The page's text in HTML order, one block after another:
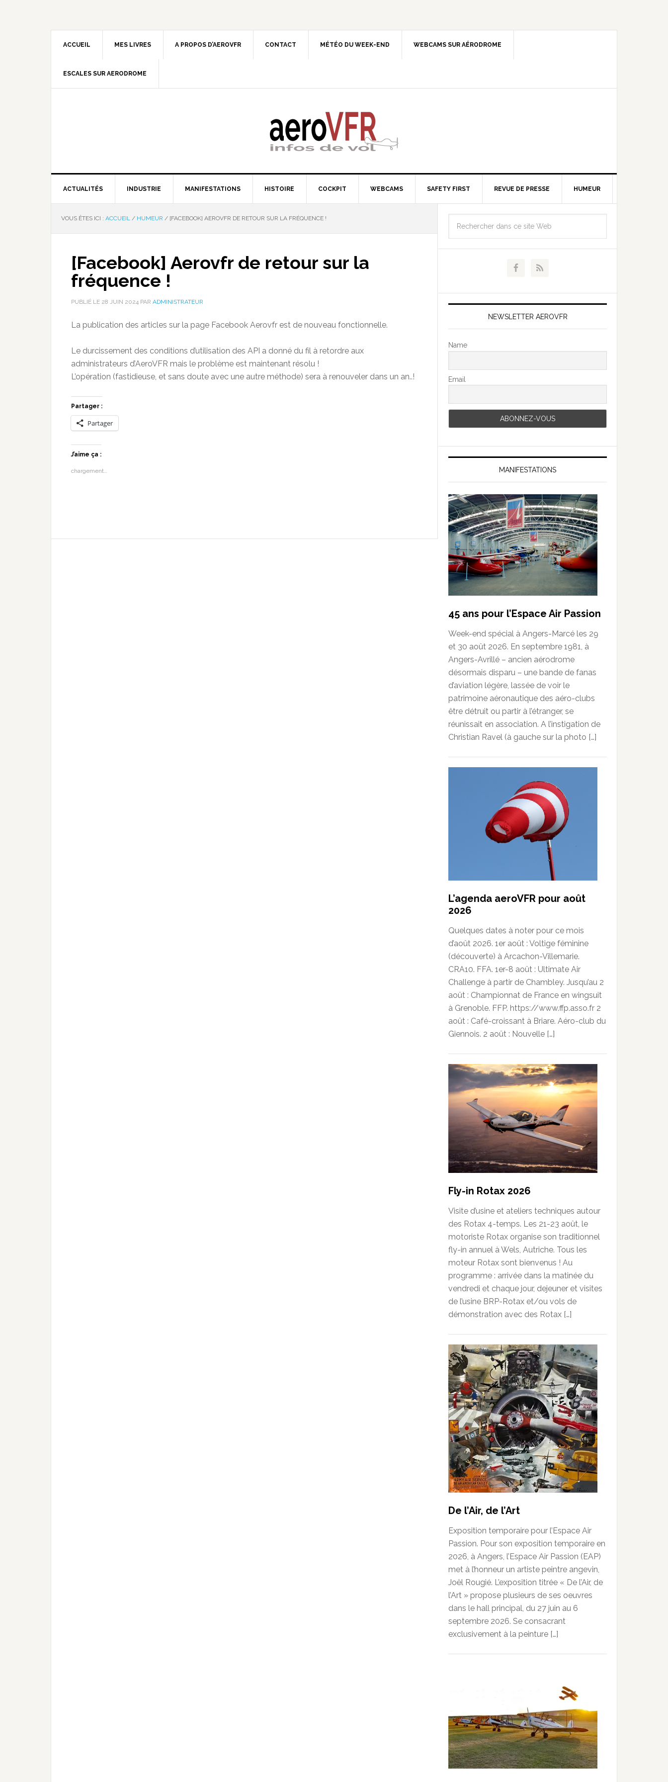
ACCUEIL MES LIVRES A PROPOS D’AEROVFR CONTACT MÉTÉO DU WEEK-END WEBCAMS SUR AÉRODROME
ESCALES SUR AERODROME
ACTUALITÉS INDUSTRIE MANIFESTATIONS HISTOIRE COCKPIT WEBCAMS SAFETY FIRST REVUE DE PRESSE HUMEUR
VOUS ÊTES ICI : ACCUEIL / HUMEUR / [FACEBOOK] AEROVFR DE RETOUR SUR LA FRÉQUENCE !
[Facebook] Aerovfr de retour sur la
fréquence !
PUBLIÉ LE 28 JUIN 2024 PAR ADMINISTRATEUR
La publication des articles sur la page Facebook Aerovfr est de nouveau fonctionnelle.
Le durcissement des conditions d’utilisation des API a donné du fil à retordre aux
administrateurs d’AeroVFR mais le problème est maintenant résolu !
L’opération (fastidieuse, et sans doute avec une autre méthode) sera à renouveler dans un an..!
Partager :
Partager
J’aime ça :
chargement…
NEWSLETTER AEROVFR
Name
Email
MANIFESTATIONS
45 ans pour l’Espace Air Passion
Week-end spécial à Angers-Marcé les 29
et 30 août 2026. En septembre 1981, à
Angers-Avrillé – ancien aérodrome
désormais disparu – une bande de fanas
d’aviation légère, lassée de voir le
patrimoine aéronautique des aéro-clubs
être détruit ou partir à l’étranger, se
réunissait en association. A l’instigation de
Christian Ravel (à gauche sur la photo […]
L’agenda aeroVFR pour août
2026
Quelques dates à noter pour ce mois
d’août 2026. 1er août : Voltige féminine
(découverte) à Arcachon-Villemarie.
CRA10. FFA. 1er-8 août : Ultimate Air
Challenge à partir de Chambley. Jusqu’au 2
août : Championnat de France en wingsuit
à Grenoble. FFP. https://www.ffp.asso.fr 2
août : Café-croissant à Briare. Aéro-club du
Giennois. 2 août : Nouvelle […]
Fly-in Rotax 2026
Visite d’usine et ateliers techniques autour
des Rotax 4-temps. Les 21-23 août, le
motoriste Rotax organise son traditionnel
fly-in annuel à Wels, Autriche. Tous les
moteur Rotax sont bienvenus ! Au
programme : arrivée dans la matinée du
vendredi et chaque jour, dejeuner et visites
de l’usine BRP-Rotax et/ou vols de
démonstration avec des Rotax […]
De l’Air, de l’Art
Exposition temporaire pour l’Espace Air
Passion. Pour son exposition temporaire en
2026, à Angers, l’Espace Air Passion (EAP)
met à l’honneur un artiste peintre angevin,
Joël Rougié. L’exposition titrée « De l’Air, de
l’Art » propose plusieurs de ses oeuvres
dans le hall principal, du 27 juin au 6
septembre 2026. Se consacrant
exclusivement à la peinture […]